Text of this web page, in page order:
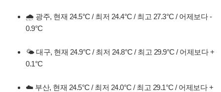
🌧️ 광주, 현재 24.5°C / 최저 24.4°C / 최고 27.3°C / 어제보다 -
0.9°C
🌤️ 대구, 현재 24.9°C / 최저 24.8°C / 최고 29.9°C / 어제보다 +
0.1°C
☁️ 부산, 현재 24.5°C / 최저 24.0°C / 최고 29.1°C / 어제보다 +